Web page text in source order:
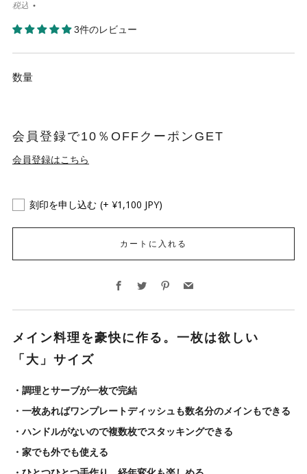
税込
3件のレビュー
数量
会員登録で10％OFFクーポンGET
会員登録はこちら
刻印を申し込む (+ ¥1,100 JPY)
カートに入れる
Facebook
Twitter Pinterest
メイン料理を豪快に作る。一枚は欲しい
「大」サイズ
・調理とサーブが一枚で完結
・一枚あればワンプレートディッシュも数名分のメインもできる
・ハンドルがないので複数枚でスタッキングできる
・家でも外でも使える